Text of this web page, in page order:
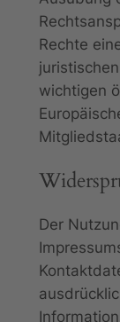
Rechte
wichtigen
Der